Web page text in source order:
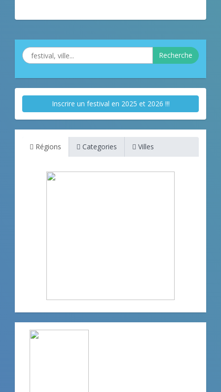
Recherche
Inscrire un festival en 2025 et 2026 !!!
Régions Categories Villes